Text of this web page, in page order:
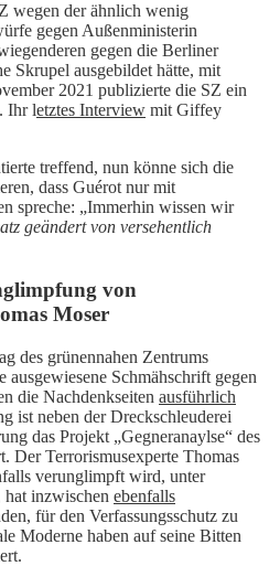
wegen der ähnlich wenig
gegen Außenministerin
gegen die Berliner
Skrupel ausgebildet hätte, mit
2021 publizierte die SZ ein
. Ihr letztes Interview mit Giffey
treffend, nun könne sich die
dass Guérot nur mit
spreche: „Immerhin wissen wir
geändert von versehentlich
von
Moser
des grünennahen Zentrums
ausgewiesene Schmähschrift gegen
die Nachdenkseiten ausführlich
ist neben der Dreckschleuderei
das Projekt „Gegneranaylse“ des
Der Terrorismusexperte Thomas
verunglimpft wird, unter
inzwischen ebenfalls
für den Verfassungsschutz zu
Moderne haben auf seine Bitten